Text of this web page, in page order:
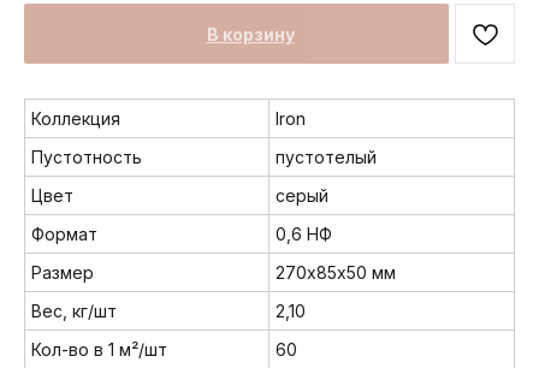
В корзину
Коллекция
Iron
Пустотность
пустотелый
Цвет
серый
Формат
0,6 НФ
Размер
270х85х50 мм
Вес, кг/шт
2,10
Кол-во в 1 м²/шт
60